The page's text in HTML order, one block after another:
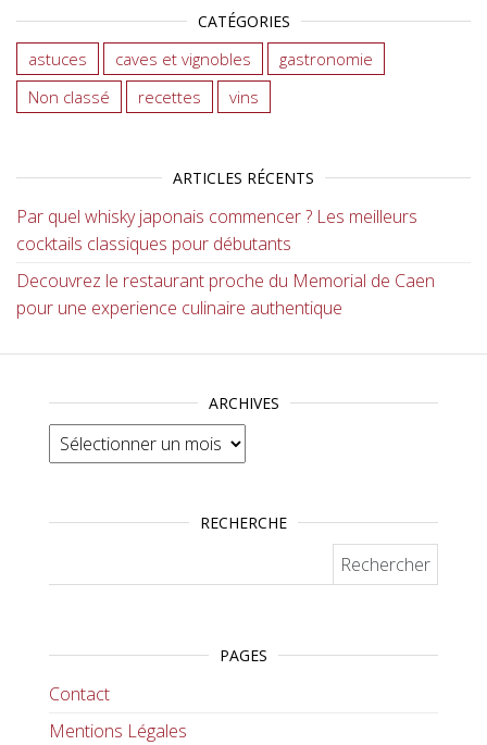
CATÉGORIES
astuces caves et vignobles
gastronomie
Non classé
recettes vins
ARTICLES RÉCENTS
Par quel whisky japonais commencer ? Les meilleurs
cocktails classiques pour débutants
Decouvrez le restaurant proche du Memorial de Caen
pour une experience culinaire authentique
ARCHIVES
Archives
RECHERCHE
PAGES
Contact
Mentions Légales